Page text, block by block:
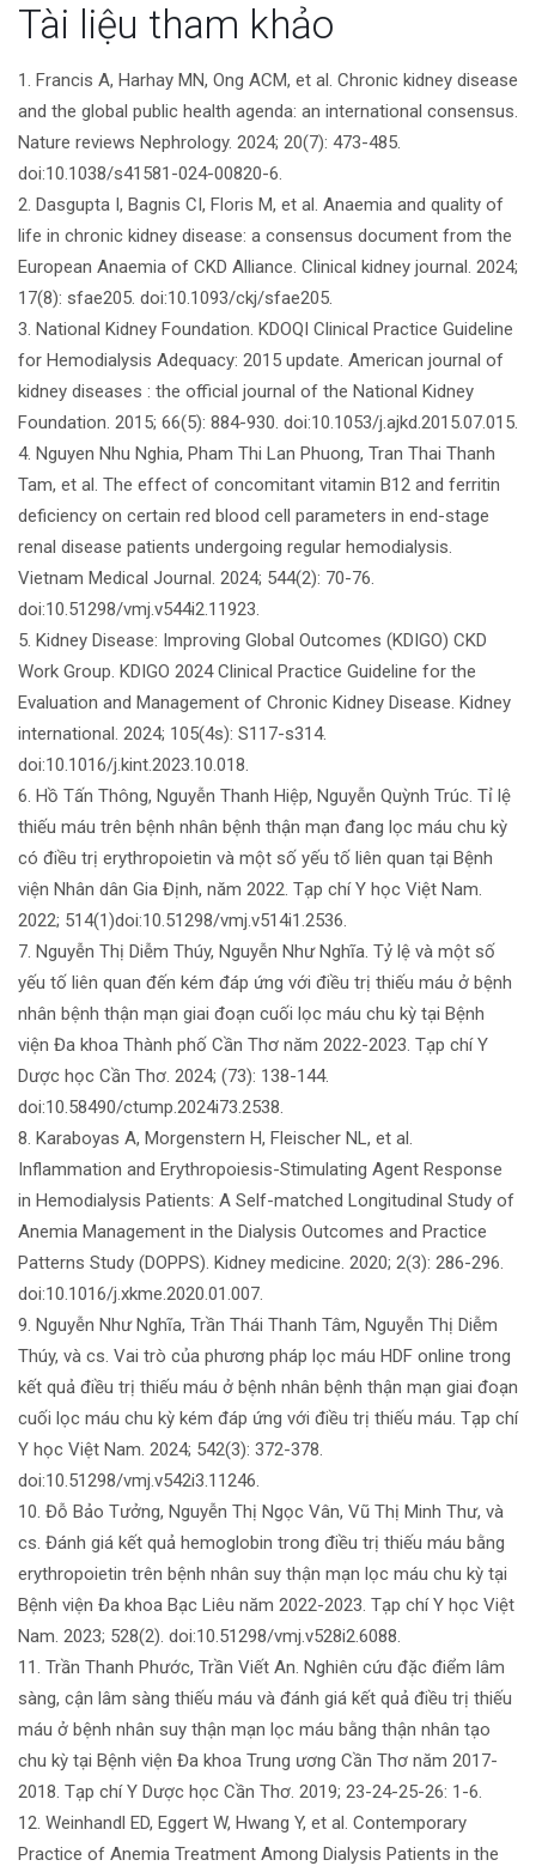
viết
Tài liệu tham khảo
1. Francis A, Harhay MN, Ong ACM, et al. Chronic kidney disease
and the global public health agenda: an international consensus.
Nature reviews Nephrology. 2024; 20(7): 473-485.
doi:10.1038/s41581-024-00820-6.
2. Dasgupta I, Bagnis CI, Floris M, et al. Anaemia and quality of
life in chronic kidney disease: a consensus document from the
European Anaemia of CKD Alliance. Clinical kidney journal. 2024;
17(8): sfae205. doi:10.1093/ckj/sfae205.
3. National Kidney Foundation. KDOQI Clinical Practice Guideline
for Hemodialysis Adequacy: 2015 update. American journal of
kidney diseases : the official journal of the National Kidney
Foundation. 2015; 66(5): 884-930. doi:10.1053/j.ajkd.2015.07.015.
4. Nguyen Nhu Nghia, Pham Thi Lan Phuong, Tran Thai Thanh
Tam, et al. The effect of concomitant vitamin B12 and ferritin
deficiency on certain red blood cell parameters in end-stage
renal disease patients undergoing regular hemodialysis.
Vietnam Medical Journal. 2024; 544(2): 70-76.
doi:10.51298/vmj.v544i2.11923.
5. Kidney Disease: Improving Global Outcomes (KDIGO) CKD
Work Group. KDIGO 2024 Clinical Practice Guideline for the
Evaluation and Management of Chronic Kidney Disease. Kidney
international. 2024; 105(4s): S117-s314.
doi:10.1016/j.kint.2023.10.018.
6. Hồ Tấn Thông, Nguyễn Thanh Hiệp, Nguyễn Quỳnh Trúc. Tỉ lệ
thiếu máu trên bệnh nhân bệnh thận mạn đang lọc máu chu kỳ
có điều trị erythropoietin và một số yếu tố liên quan tại Bệnh
viện Nhân dân Gia Định, năm 2022. Tạp chí Y học Việt Nam.
2022; 514(1)doi:10.51298/vmj.v514i1.2536.
7. Nguyễn Thị Diễm Thúy, Nguyễn Như Nghĩa. Tỷ lệ và một số
yếu tố liên quan đến kém đáp ứng với điều trị thiếu máu ở bệnh
nhân bệnh thận mạn giai đoạn cuối lọc máu chu kỳ tại Bệnh
viện Đa khoa Thành phố Cần Thơ năm 2022-2023. Tạp chí Y
Dược học Cần Thơ. 2024; (73): 138-144.
doi:10.58490/ctump.2024i73.2538.
8. Karaboyas A, Morgenstern H, Fleischer NL, et al.
Inflammation and Erythropoiesis-Stimulating Agent Response
in Hemodialysis Patients: A Self-matched Longitudinal Study of
Anemia Management in the Dialysis Outcomes and Practice
Patterns Study (DOPPS). Kidney medicine. 2020; 2(3): 286-296.
doi:10.1016/j.xkme.2020.01.007.
9. Nguyễn Như Nghĩa, Trần Thái Thanh Tâm, Nguyễn Thị Diễm
Thúy, và cs. Vai trò của phương pháp lọc máu HDF online trong
kết quả điều trị thiếu máu ở bệnh nhân bệnh thận mạn giai đoạn
cuối lọc máu chu kỳ kém đáp ứng với điều trị thiếu máu. Tạp chí
Y học Việt Nam. 2024; 542(3): 372-378.
doi:10.51298/vmj.v542i3.11246.
10. Đỗ Bảo Tưởng, Nguyễn Thị Ngọc Vân, Vũ Thị Minh Thư, và
cs. Đánh giá kết quả hemoglobin trong điều trị thiếu máu bằng
erythropoietin trên bệnh nhân suy thận mạn lọc máu chu kỳ tại
Bệnh viện Đa khoa Bạc Liêu năm 2022-2023. Tạp chí Y học Việt
Nam. 2023; 528(2). doi:10.51298/vmj.v528i2.6088.
11. Trần Thanh Phước, Trần Viết An. Nghiên cứu đặc điểm lâm
sàng, cận lâm sàng thiếu máu và đánh giá kết quả điều trị thiếu
máu ở bệnh nhân suy thận mạn lọc máu bằng thận nhân tạo
chu kỳ tại Bệnh viện Đa khoa Trung ương Cần Thơ năm 2017-
2018. Tạp chí Y Dược học Cần Thơ. 2019; 23-24-25-26: 1-6.
12. Weinhandl ED, Eggert W, Hwang Y, et al. Contemporary
Practice of Anemia Treatment Among Dialysis Patients in the